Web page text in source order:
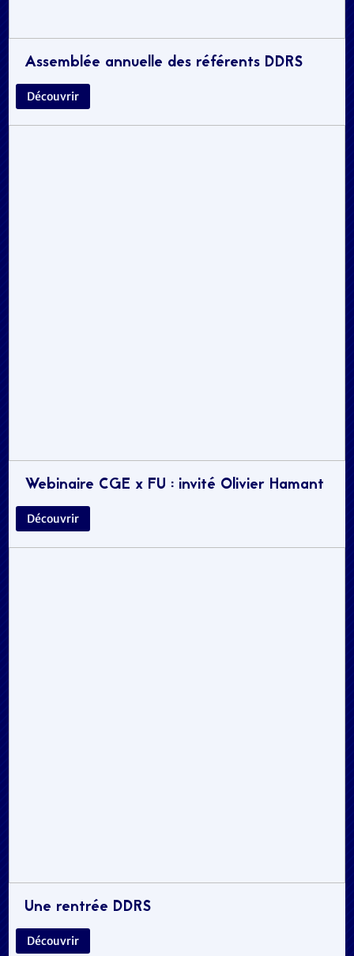
Assemblée annuelle des référents DDRS
Découvrir
Webinaire CGE x FU : invité Olivier Hamant
Découvrir
Une rentrée DDRS
Découvrir